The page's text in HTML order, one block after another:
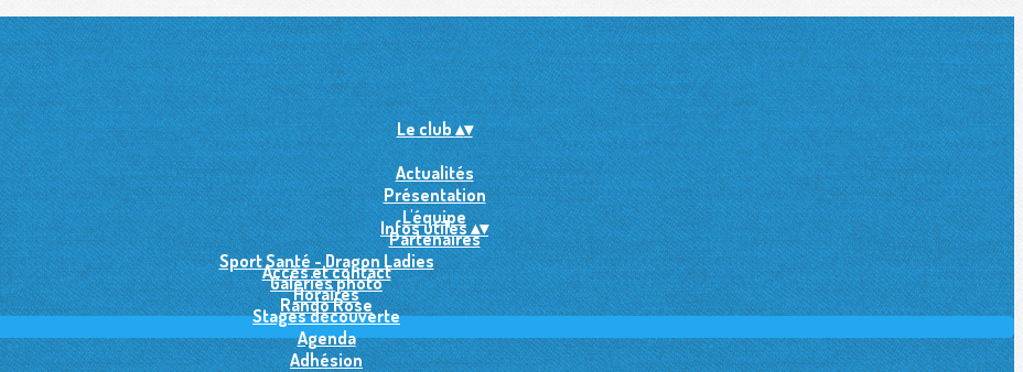
Le club▴▾
Actualités
Présentation
L'équipe
Partenaires
Sport Santé - Dragon Ladies
Galeries photo
Rando Rose
Infos utiles▴▾
Accès et contact
Horaires
Stages découverte
Agenda
Adhésion